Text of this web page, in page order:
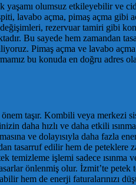
yaşamı olumsuz etkileyebilir ve
lavabo açma, pimaş açma
rezervuar tamiri gibi
Bu sayede hem zamandan
Pimaş açma ve lavabo
bu konuda en doğru adres
taşır. Kombili veya merkezi
daha hızlı ve daha etkili
ve dolayısıyla daha fazla
tasarruf edilir hem de peteklere
işlemi sadece ısınma
önlenmiş olur. İzmit’te
hem de enerji faturalarınızı